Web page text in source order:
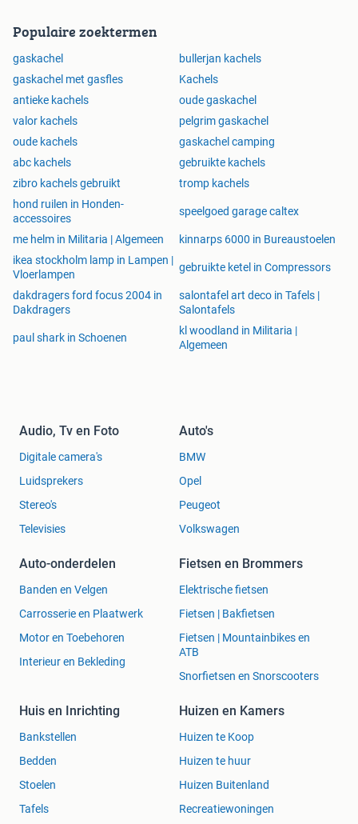
Populaire zoektermen
gaskachel
bullerjan kachels
gaskachel met gasfles
Kachels
antieke kachels
oude gaskachel
valor kachels
pelgrim gaskachel
oude kachels
gaskachel camping
abc kachels
gebruikte kachels
zibro kachels gebruikt
tromp kachels
hond ruilen in Honden-
accessoires
speelgoed garage caltex
me helm in Militaria | Algemeen
kinnarps 6000 in Bureaustoelen
ikea stockholm lamp in Lampen |
Vloerlampen
gebruikte ketel in Compressors
dakdragers ford focus 2004 in
Dakdragers
salontafel art deco in Tafels |
Salontafels
paul shark in Schoenen
kl woodland in Militaria |
Algemeen
Audio, Tv en Foto
Digitale camera's
Luidsprekers
Stereo's
Televisies
Auto's
BMW
Opel
Peugeot
Volkswagen
Auto-onderdelen
Banden en Velgen
Carrosserie en Plaatwerk
Motor en Toebehoren
Interieur en Bekleding
Fietsen en Brommers
Elektrische fietsen
Fietsen | Bakfietsen
Fietsen | Mountainbikes en
ATB
Snorfietsen en Snorscooters
Huis en Inrichting
Bankstellen
Bedden
Stoelen
Tafels
Huizen en Kamers
Huizen te Koop
Huizen te huur
Huizen Buitenland
Recreatiewoningen